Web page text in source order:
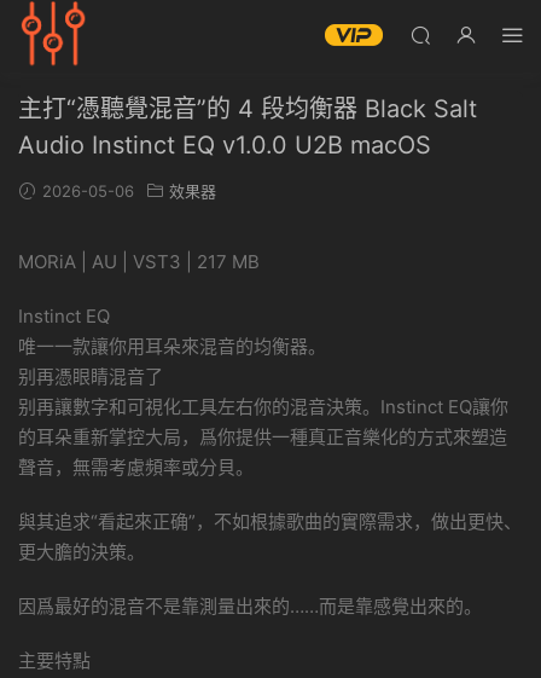
主打“憑聽覺混音”的 4 段均衡器 Black Salt
Audio Instinct EQ v1.0.0 U2B macOS
2026-05-06 效果器
MORiA | AU | VST3 | 217 MB
Instinct EQ
唯一一款讓你用耳朵來混音的均衡器。
别再憑眼睛混音了
别再讓數字和可視化工具左右你的混音決策。Instinct EQ讓你
的耳朵重新掌控大局，爲你提供一種真正音樂化的方式來塑造
聲音，無需考慮頻率或分貝。
與其追求“看起來正确”，不如根據歌曲的實際需求，做出更快、
更大膽的決策。
因爲最好的混音不是靠測量出來的……而是靠感覺出來的。
主要特點